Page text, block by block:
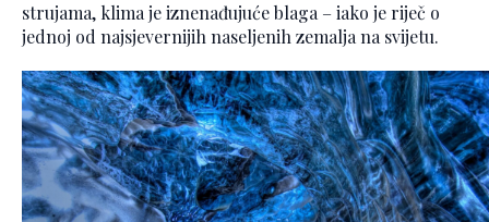
strujama, klima je iznenađujuće blaga – iako je riječ o
jednoj od najsjevernijih naseljenih zemalja na svijetu.